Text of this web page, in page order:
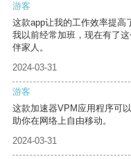
游客
这款app让我的工作效率提高
我以前经常加班，现在有了
伴家人。
2024-03-31
游客
这款加速器VPM应用程序可
助你在网络上自由移动。
2024-03-31